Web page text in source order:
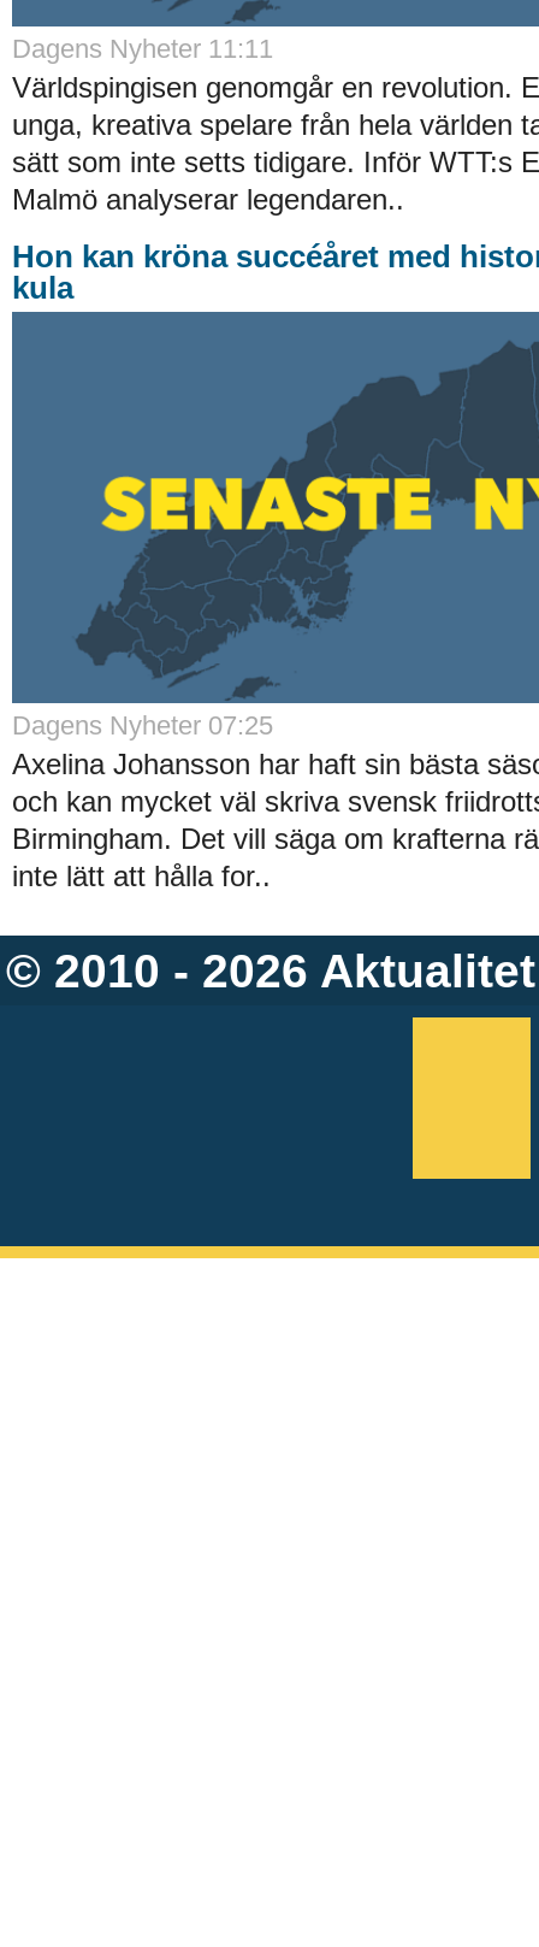
Dagens Nyheter 11:11
Världspingisen genomgår en revolution.
unga, kreativa spelare från hela världen
sätt som inte setts tidigare. Inför WTT:s
Malmö analyserar legendaren..
Hon kan kröna succéåret med
kula
Dagens Nyheter 07:25
Axelina Johansson har haft sin bästa
och kan mycket väl skriva svensk
Birmingham. Det vill säga om krafterna
inte lätt att hålla for..
© 2010 - 2026 Aktualitet